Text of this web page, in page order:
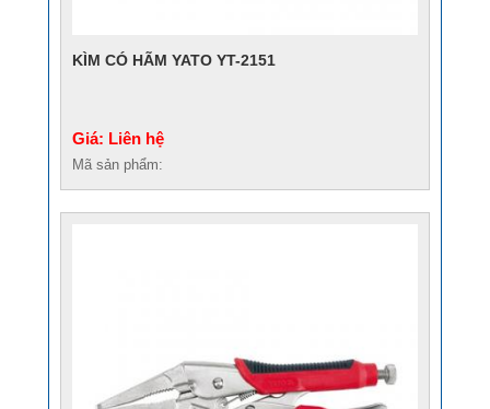
KÌM CÓ HÃM YATO YT-2151
Giá: Liên hệ
Mã sản phẩm: